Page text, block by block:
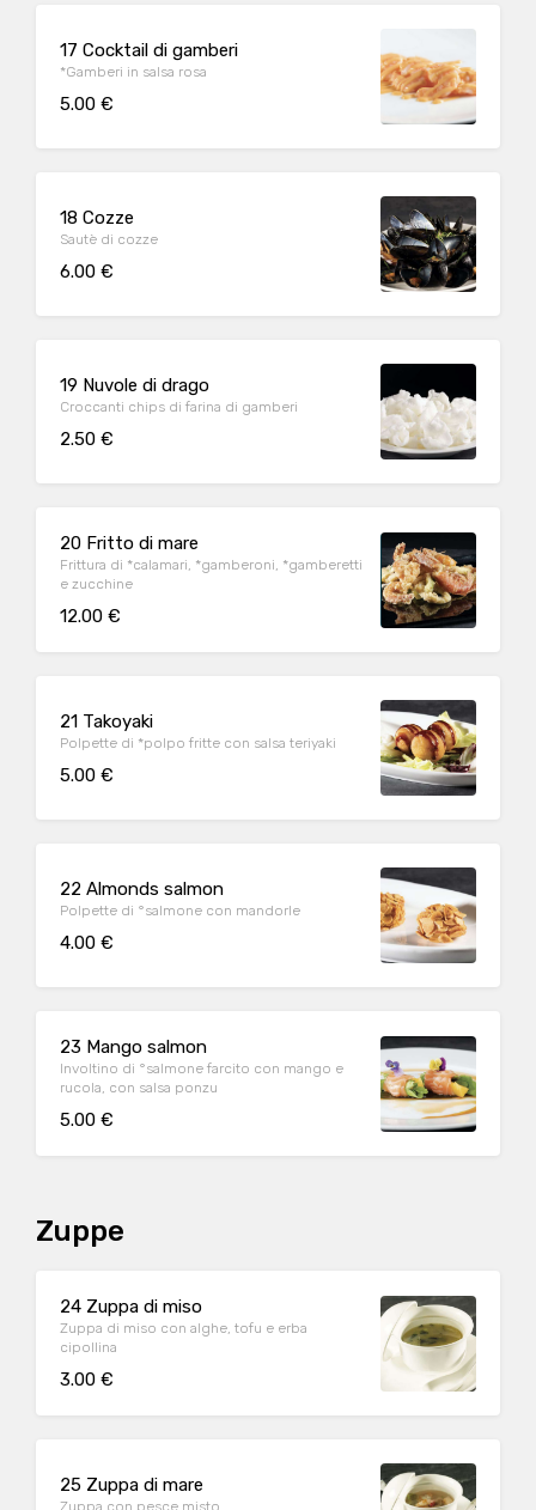
17 Cocktail di gamberi
*Gamberi in salsa rosa
5.00 €
18 Cozze
Sautè di cozze
6.00 €
19 Nuvole di drago
Croccanti chips di farina di gamberi
2.50 €
20 Fritto di mare
Frittura di *calamari, *gamberoni, *gamberetti
e zucchine
12.00 €
21 Takoyaki
Polpette di *polpo fritte con salsa teriyaki
5.00 €
22 Almonds salmon
Polpette di °salmone con mandorle
4.00 €
23 Mango salmon
Involtino di °salmone farcito con mango e
rucola, con salsa ponzu
5.00 €
Zuppe
24 Zuppa di miso
Zuppa di miso con alghe, tofu e erba
cipollina
3.00 €
25 Zuppa di mare
Zuppa con pesce misto